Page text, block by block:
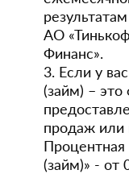
АО
Финанс».
3. Если у
(займ) – это
продаж или
Процентная
(займ)» - от